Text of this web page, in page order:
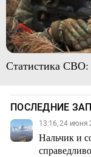
Статистика СВО:
ПОСЛЕДНИЕ
13:16, 24 июня
Нальчик и